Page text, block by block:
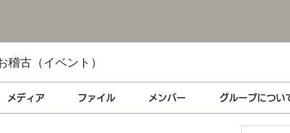
稽古（イベント）
メディア ファイル メンバー グループについ